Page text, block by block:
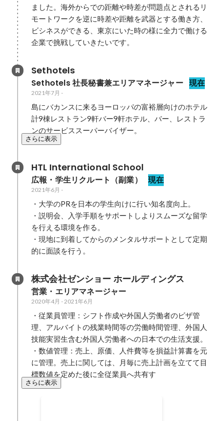
ました。海外からでの距離や時差が問題点とされるリ
モートワークを逆に時差や距離を武器とする働き方、
ビシネスができる、東京にいた時の様に全力で働ける
企業で挑戦していきたいです。
Sethotels
Sethotels 社長秘書兼エリアマネージャー 現在
2021年7月 -
島にバカンスに来るヨーロッパの富裕層向けのホテル
計9棟レストラン9軒バー9軒ホテル、バー、レストラ
ンのサービススーパーバイザー。
さらに表示
HTL International School
広報・学生リクルート（副業） 現在
2021年6月 -
・大学のPRを日本の学生向けに行い知名度向上。
・説明会、入学手順をサポートしよりスムーズな留学
を行える環境を作る。
・現地に到着してからのメンタルサポートとして定期
株式会社ゼンショー ホールディングス
営業・エリアマネージャー
2020年4月 -2021年6月
・従業員管理：シフト作成や外国人労働者のビザ管
理、アルバイトの残業時間等の労働時間管理、外国人
技能実習生含む外国人労働者への日本での生活支援。
・数値管理：売上、原価、人件費等を損益計算書を元
に管理。売上に関しては、月毎に売上計画を立てて目
標数値を定めた後に全従業員へ共有す
さらに表示